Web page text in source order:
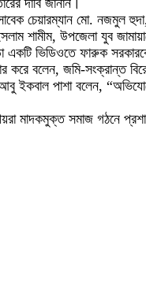
দাবি জানান।
চেয়ারম্যান মো. নজমুল
শামীম, উপজেলা যুব
ভিডিওতে ফারুক
বলেন, জমি-সংক্রান্ত
আবু ইকবাল পাশা বলেন,
মাদকমুক্ত সমাজ গঠনে